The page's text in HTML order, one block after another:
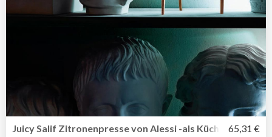
Juicy Salif Zitronenpresse von Alessi -als Küchenhelfer
65,31 €